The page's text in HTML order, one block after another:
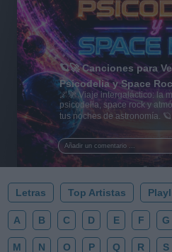
Añadir un comentario ...
🪐🚀 Canciones para
Psicodelia y Space
🌌🚀 Viaje intergaláctico: la
psicodelia, space rock y
tus noches de astronomía.
al firmamento y siente la
esta colección para tu
✨⭐
Letras Top Artistas
A B C D E F G
M N O P Q R S